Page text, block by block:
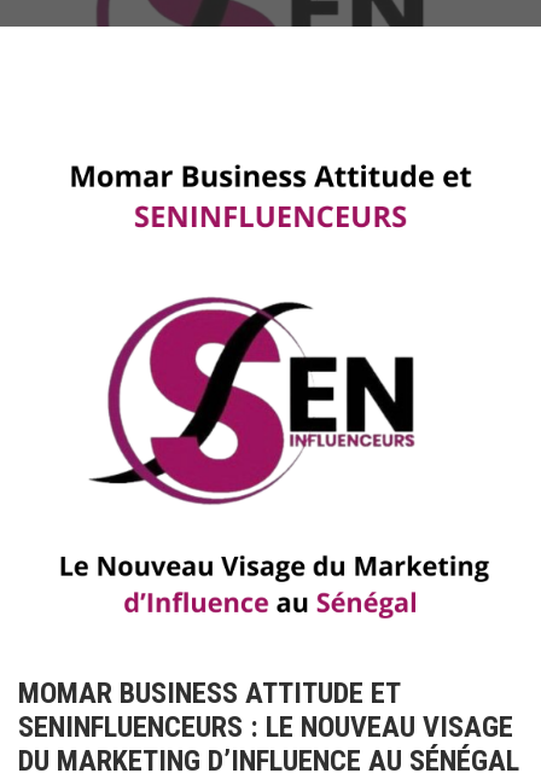
MOMAR BUSINESS ATTITUDE ET
SENINFLUENCEURS : LE NOUVEAU VISAGE
DU MARKETING D’INFLUENCE AU SÉNÉGAL